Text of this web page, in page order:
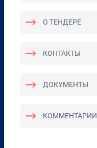
О ТЕНДЕРЕ
КОНТАКТЫ
ДОКУМЕНТЫ
КОММЕНТАРИИ